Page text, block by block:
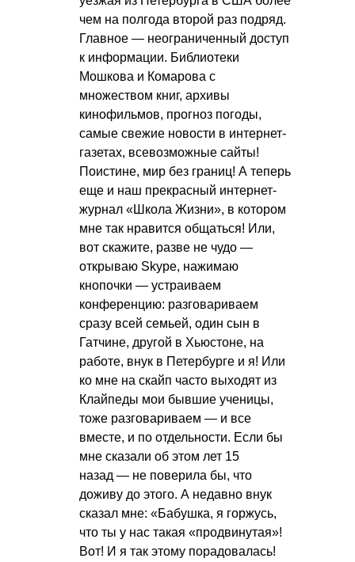
чем на полгода второй раз подряд.
Главное — неограниченный доступ
к информации. Библиотеки
Мошкова и Комарова с
множеством книг, архивы
кинофильмов, прогноз погоды,
самые свежие новости в интернет-
газетах, всевозможные сайты!
Поистине, мир без границ! А теперь
еще и наш прекрасный интернет-
журнал «Школа Жизни», в котором
мне так нравится общаться! Или,
вот скажите, разве не чудо —
открываю Skype, нажимаю
кнопочки — устраиваем
конференцию: разговариваем
сразу всей семьей, один сын в
Гатчине, другой в Хьюстоне, на
работе, внук в Петербурге и я! Или
ко мне на скайп часто выходят из
Клайпеды мои бывшие ученицы,
тоже разговариваем — и все
вместе, и по отдельности. Если бы
мне сказали об этом лет 15
назад — не поверила бы, что
доживу до этого. А недавно внук
сказал мне: «Бабушка, я горжусь,
что ты у нас такая «продвинутая»!
Вот! И я так этому порадовалась!